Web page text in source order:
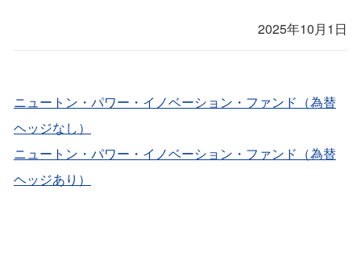
2025年10月1日
ニュートン・パワー・イノベーション・ファンド（為替
ヘッジなし）
ニュートン・パワー・イノベーション・ファンド（為替
ヘッジあり）